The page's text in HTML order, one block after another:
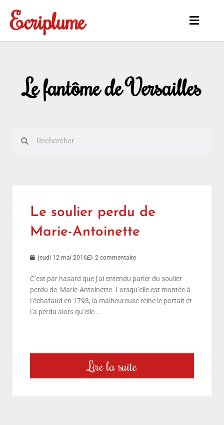
contenu
Ecriplume
Main
Le fantôme de Versailles
Le soulier perdu de
Marie-Antoinette
jeudi 12 mai 2016 2 commentaire
C’est par hasard que j’ai entendu parler du soulier
perdu de Marie-Antoinette. Lorsqu’elle est montée à
l’échafaud en 1793, la malheureuse reine le portait et
l’a perdu alors qu’elle …
Lire la suite